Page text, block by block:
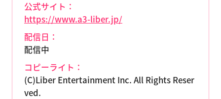
公式サイト：
https://www.a3-liber.jp/
配信日：
配信中
コピーライト：
(C)Liber Entertainment Inc. All Rights Reser
ved.